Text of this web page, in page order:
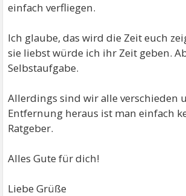
einfach verfliegen.
Ich glaube, das wird die Zeit euch
sie liebst würde ich ihr Zeit geben.
Selbstaufgabe.
Allerdings sind wir alle verschieden
Entfernung heraus ist man einfach
Ratgeber.
Alles Gute für dich!
Liebe Grüße